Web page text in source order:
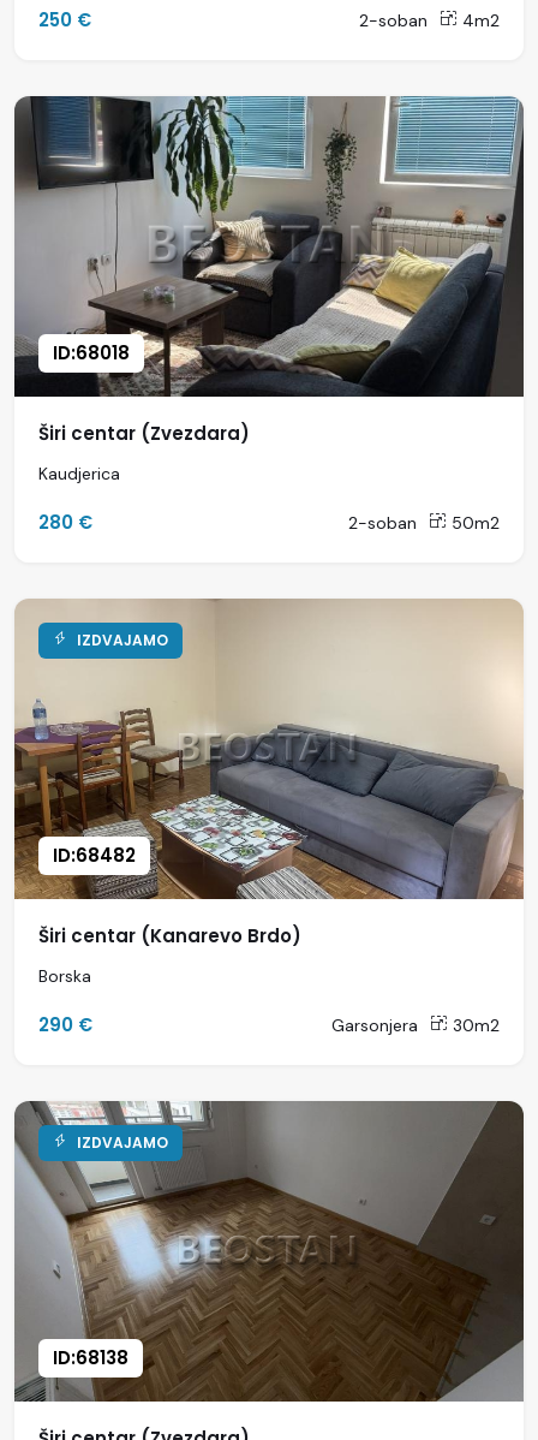
250 € 2-soban 4m2
ID:68018
Širi centar (Zvezdara)
Kaudjerica
280 € 2-soban 50m2
ID:68482
IZDVAJAMO
Širi centar (Kanarevo Brdo)
Borska
290 € Garsonjera 30m2
ID:68138
IZDVAJAMO